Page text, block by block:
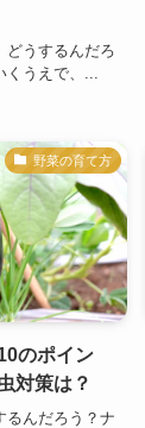
どうするんだろ
うえで、...
野菜の育て方
のポイン
対策は？
るんだろう？ナ